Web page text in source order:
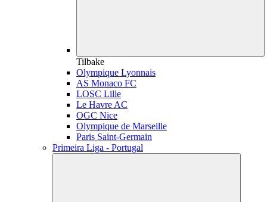
Tilbake
Olympique Lyonnais
AS Monaco FC
LOSC Lille
Le Havre AC
OGC Nice
Olympique de Marseille
Paris Saint-Germain
Primeira Liga - Portugal